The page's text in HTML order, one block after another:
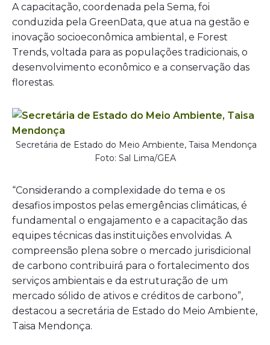
A capacitação, coordenada pela Sema, foi
conduzida pela GreenData, que atua na gestão e
inovação socioeconômica ambiental, e Forest
Trends, voltada para as populações tradicionais, o
desenvolvimento econômico e a conservação das
florestas.
Secretária de Estado do Meio Ambiente, Taisa Mendonça
Foto: Sal Lima/GEA
“Considerando a complexidade do tema e os
desafios impostos pelas emergências climáticas, é
fundamental o engajamento e a capacitação das
equipes técnicas das instituições envolvidas. A
compreensão plena sobre o mercado jurisdicional
de carbono contribuirá para o fortalecimento dos
serviços ambientais e da estruturação de um
mercado sólido de ativos e créditos de carbono”,
destacou a secretária de Estado do Meio Ambiente,
Taisa Mendonça.